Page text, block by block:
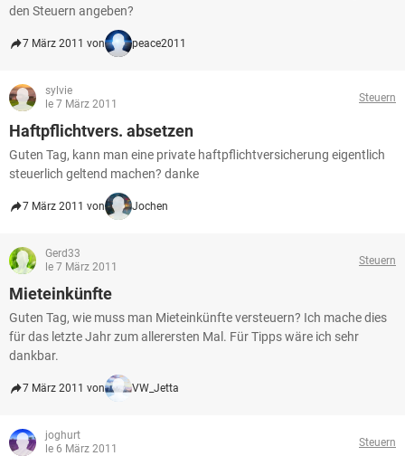
den Steuern angeben?
7 März 2011 von peace2011
sylvie
le 7 März 2011
Steuern
Haftpflichtvers. absetzen
Guten Tag, kann man eine private haftpflichtversicherung eigentlich
steuerlich geltend machen? danke
7 März 2011 von Jochen
Gerd33
le 7 März 2011
Steuern
Mieteinkünfte
Guten Tag, wie muss man Mieteinkünfte versteuern? Ich mache dies
für das letzte Jahr zum allerersten Mal. Für Tipps wäre ich sehr
dankbar.
7 März 2011 von VW_Jetta
joghurt
le 6 März 2011
Steuern